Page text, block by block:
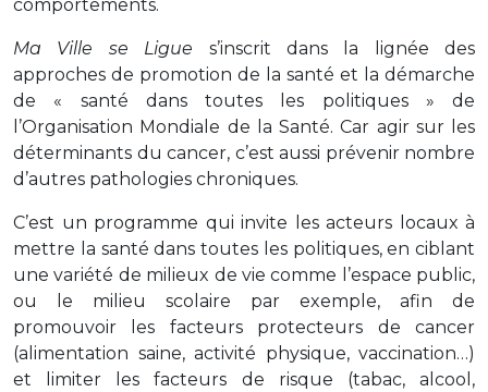
comportements.
Ma Ville se Ligue s’inscrit dans la lignée des
approches de promotion de la santé et la démarche
de « santé dans toutes les politiques » de
l’Organisation Mondiale de la Santé. Car agir sur les
déterminants du cancer, c’est aussi prévenir nombre
d’autres pathologies chroniques.
C’est un programme qui invite les acteurs locaux à
mettre la santé dans toutes les politiques, en ciblant
une variété de milieux de vie comme l’espace public,
ou le milieu scolaire par exemple, afin de
promouvoir les facteurs protecteurs de cancer
(alimentation saine, activité physique, vaccination…)
et limiter les facteurs de risque (tabac, alcool,